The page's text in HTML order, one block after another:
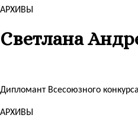
АРХИВЫ
Светлана
Дипломант Всесоюзного
АРХИВЫ